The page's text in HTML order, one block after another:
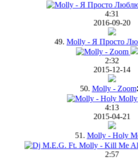
4:31
2016-09-20
49. Molly - Я Просто
2:32
2015-12-14
50. Molly - Zoom
4:13
2015-04-21
51. Molly - Holy
2:57